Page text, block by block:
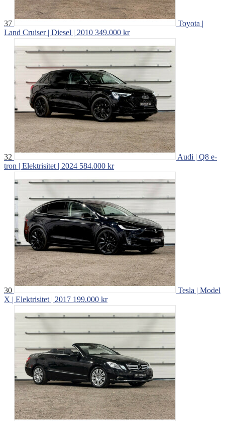
37
Toyota |
Land Cruiser | Diesel | 2010 349.000 kr
32
Audi | Q8 e-
tron | Elektrisitet | 2024 584.000 kr
30
Tesla | Model
X | Elektrisitet | 2017 199.000 kr